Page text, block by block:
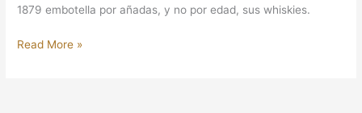
1879 embotella por añadas, y no por edad, sus whiskies.
Read More »